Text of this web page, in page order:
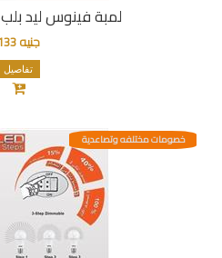
لمبة فينوس ليد بلب 11 وات أبيض
جنيه 133
تفاصيل
خصومات مختلفه وتصاعدية